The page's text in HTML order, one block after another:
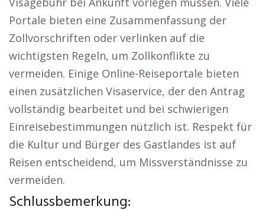
Portale bieten eine Zusammenfassung der
Zollvorschriften oder verlinken auf die
wichtigsten Regeln, um Zollkonflikte zu
vermeiden. Einige Online-Reiseportale bieten
einen zusätzlichen Visaservice, der den Antrag
vollständig bearbeitet und bei schwierigen
Einreisebestimmungen nützlich ist. Respekt für
die Kultur und Bürger des Gastlandes ist auf
Reisen entscheidend, um Missverständnisse zu
vermeiden.
Schlussbemerkung: